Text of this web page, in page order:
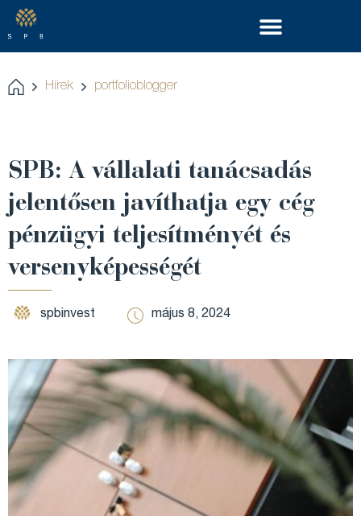
Hírek portfolioblogger
SPB: A vállalati tanácsadás
jelentősen javíthatja egy cég
pénzügyi teljesítményét és
versenyképességét
spbinvest május 8, 2024